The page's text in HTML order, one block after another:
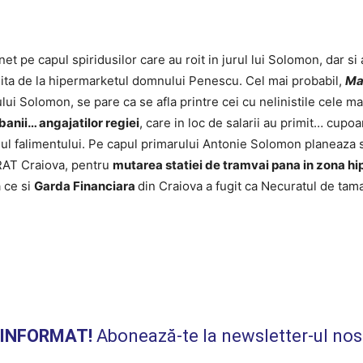
pe capul spiridusilor care au roit in jurul lui Solomon, dar
de la hipermarketul domnului Penescu. Cel mai probabil,
Solomon, se pare ca se afla printre cei cu nelinistile cele
angajatilor regiei, care in loc de salarii au primit…
falimentului. Pe capul primarului Antonie Solomon
Craiova, pentru mutarea statiei de tramvai pana in zona
ce si Garda Financiara din Craiova a fugit ca Necuratul de
Abonează-te la newsletter-ul